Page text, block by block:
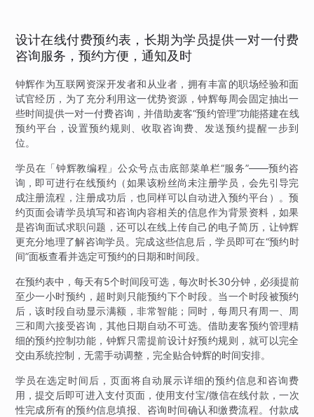
设计在线付费预约表，长期为学员提供一对一付费
咨询服务，预约方便，通知及时
钟辉作为互联网资深开发者和从业者，拥有丰富的职场经验和面
试官经历，为了充分利用这一优势资源，钟辉每周会固定抽出一
些时间提供一对一付费咨询，并借助麦客“预约管理”功能搭建在线
预约平台，设置预约规则、收取咨询费、发送预约提醒一步到
位。
学员在「钟辉教编程」公众号点击底部菜单栏“服务”——预约咨
询，即可进行在线预约（如果该粉丝尚未注册学员，会先引导完
成注册流程，注册成功后，也同样可以自动进入预约平台）。预
约页面会请学员填写和咨询内容相关的信息作为背景资料，如果
是咨询面试求职问题，还可以在线上传自己的电子简历，让钟辉
更充分地理了解咨询学员。完成这些信息后，学员即可在“预约时
间”面板查看并选定可预约的日期和时间段。
在预约表中，每天有5个时间段可选，每次时长30分钟，必须提前
至少一小时预约，超时则只能预约下个时段。当一个时段被预约
后，该时段自动显示满额，非常智能；同时，每周只有周一、周
三和周六接受咨询，其他日期自动不可选。借助麦客预约管理精
细的预约控制功能，钟辉只需提前设计好预约规则，就可以完全
交由系统控制，无需手动调整，完全贴合钟辉的时间安排。
学员在选定时间后，页面将自动展示详细的预约信息和咨询费
用，提交后即可进入支付页面，使用支付宝/微信在线付款，一次
性完成所有的预约信息填报、咨询时间确认和缴费流程。付款成